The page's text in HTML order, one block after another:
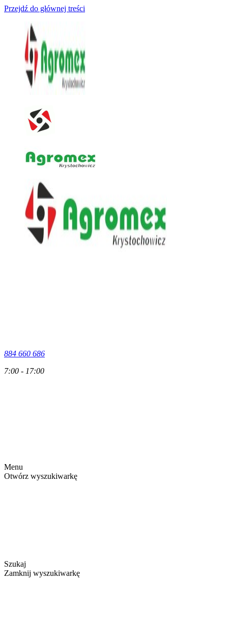
Przejdź do głównej treści
884 660 686
7:00 - 17:00
Menu
Otwórz wyszukiwarkę
Szukaj
Zamknij wyszukiwarkę